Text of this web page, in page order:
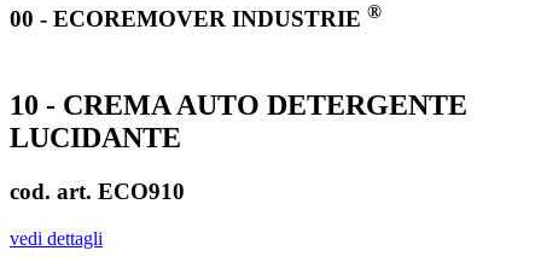
00 - ECOREMOVER INDUSTRIE ®
10 - CREMA AUTO DETERGENTE
LUCIDANTE
cod. art. ECO910
vedi dettagli